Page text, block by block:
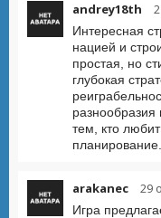
andrey18th
Интересная
нацией и
простая, но
глубокая
тем, кто
планирование.
arakanec 29
Игра